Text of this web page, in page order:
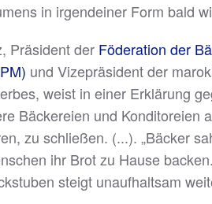
in irgendeiner Form bald
Präsident der Föderation der
und Vizepräsident der
weist in einer Erklärung
Bäckereien und Konditoreien
zu schließen. (...). „Bäcker
ihr Brot zu Hause
steigt unaufhaltsam